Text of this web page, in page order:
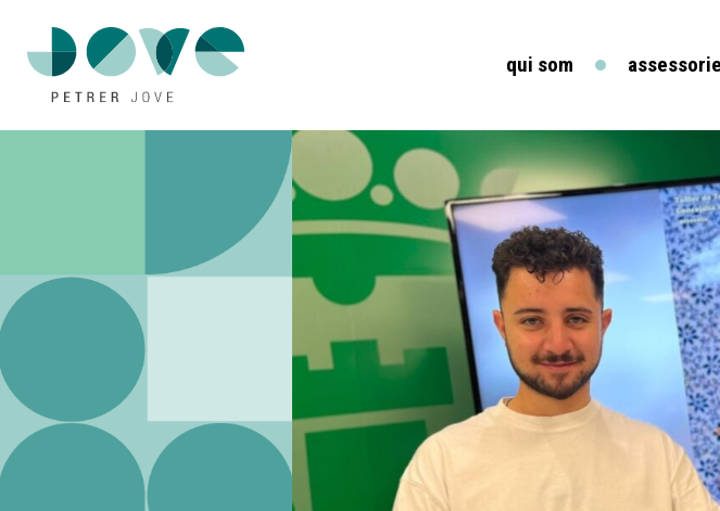
qui som